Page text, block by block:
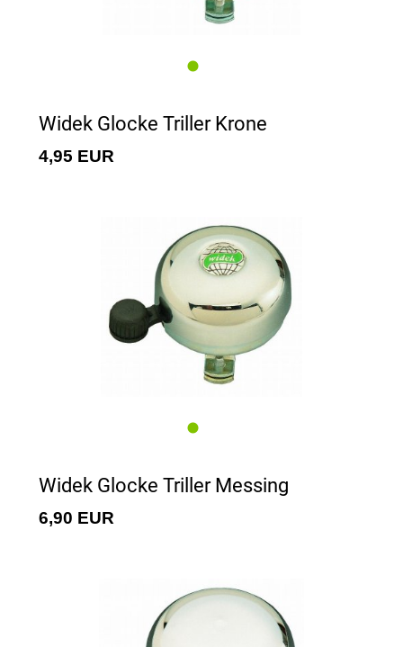
Widek Glocke Triller Krone
4,95 EUR
Widek Glocke Triller Messing
6,90 EUR